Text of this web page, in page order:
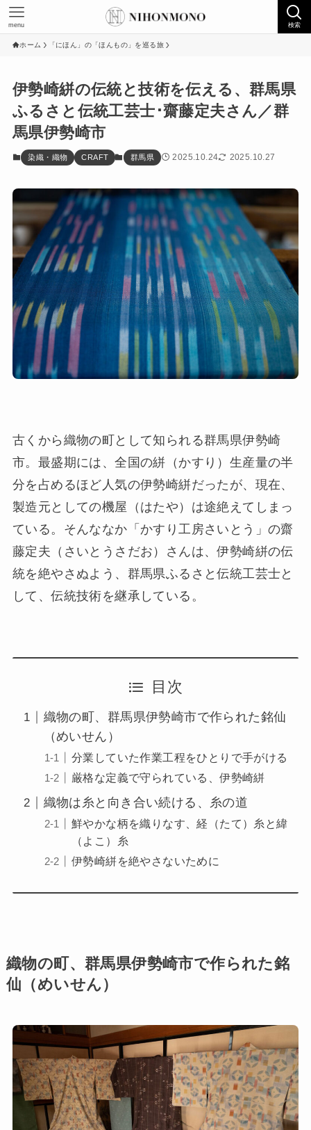
検索
menu
ホーム 「にほん」の「ほんもの」を巡る旅
伊勢崎絣の伝統と技術を伝える、群馬県
ふるさと伝統工芸士･齋藤定夫さん／群
馬県伊勢崎市
染織・織物 CRAFT 群馬県 2025.10.24 2025.10.27
古くから織物の町として知られる群馬県伊勢崎
市。最盛期には、全国の絣（かすり）生産量の半
分を占めるほど人気の伊勢崎絣だったが、現在、
製造元としての機屋（はたや）は途絶えてしまっ
ている。そんななか「かすり⼯房さいとう」の齋
藤定夫（さいとうさだお）さんは、伊勢崎絣の伝
統を絶やさぬよう、群馬県ふるさと伝統工芸士と
して、伝統技術を継承している。
目次
織物の町、群馬県伊勢崎市で作られた銘仙
（めいせん）
分業していた作業⼯程をひとりで手がける
厳格な定義で守られている、伊勢崎絣
織物は糸と向き合い続ける、糸の道
鮮やかな柄を織りなす、経（たて）糸と緯
（よこ）糸
伊勢崎絣を絶やさないために
織物の町、群馬県伊勢崎市で作られた銘
仙（めいせん）